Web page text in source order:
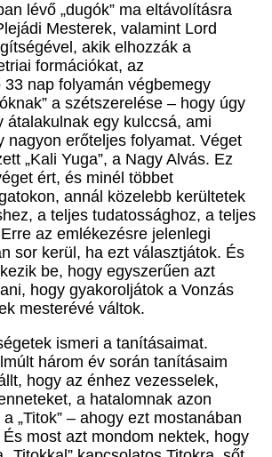
lévő „dugók” ma eltávolításra
Mesterek, valamint Lord
akik elhozzák a
formációkat, az
nap folyamán végbemegy
a szétszerelése – hogy úgy
átalakulnak egy kulccsá, ami
nagyon erőteljes folyamat. Véget
„Kali Yuga”, a Nagy Alvás. Ez
ért, és minél többet
annál közelebb kerültetek
a teljes tudatossághoz, a teljes
az emlékezésre jelenlegi
sor kerül, ha ezt választjátok. És
be, hogy egyszerűen azt
hogy gyakoroljátok a Vonzás
mesterévé váltok.
ismeri a tanításaimat.
három év során tanításaim
hogy az énhez vezesselek,
a hatalomnak azon
„Titok” – ahogy ezt mostanában
most azt mondom nektek, hogy